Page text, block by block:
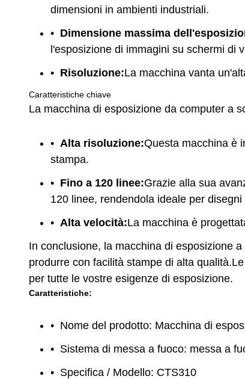
dimensioni in ambienti industriali.
Dimensione massima
l'esposizione di immagini su schermi di
Risoluzione:La macchina vanta
Caratteristiche chiave
La macchina di esposizione da computer a
Alta risoluzione:Questa macchina è
stampa.
Fino a 120 linee:Grazie alla sua
120 linee, rendendola ideale per
Alta velocità:La macchina è
In conclusione, la macchina di esposizione
produrre con facilità stampe di alta
per tutte le vostre esigenze di esposizione.
Caratteristiche:
Nome del prodotto: Macchina di
Sistema di messa a fuoco: messa a
Specifica / Modello: CTS310